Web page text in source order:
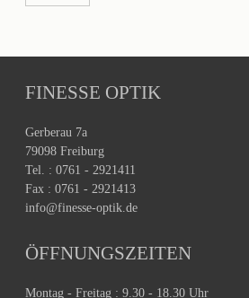
FINESSE OPTIK
Gerberau 7a
79098 Freiburg
Tel. : 0761 - 2921411
Fax : 0761 - 2921413
info@finesse-optik.de
ÖFFNUNGSZEITEN
Montag - Freitag : 9.30 - 18.30 Uhr